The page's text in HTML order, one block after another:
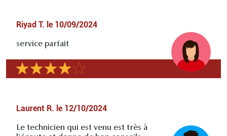
Riyad T. le 10/09/2024
service parfait
Laurent R. le 12/10/2024
Le technicien qui est venu est très à